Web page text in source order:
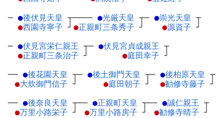
─ ●後伏見天皇 ┬
●西園寺寧子 ┘
──── ●光厳天皇 ┬
●正親町三条秀子 ┘
─ ●崇光天皇 ┬
●源資子 ┘
─ ●伏見宮栄仁親王 ┬
●正親町三条治子 ┘
─ ●伏見宮貞成親王 ┬
●庭田幸子 ┘
── ●後花園天皇 ┬
●大炊御門信子 ┘
─ ●後土御門天皇 ┬
●庭田朝子 ┘
─ ●後柏原天皇 ┬
●勧修寺藤子 ┘
── ●後奈良天皇 ┬
●万里小路栄子 ┘
── ●正親町天皇 ┬
●万里小路房子 ┘
── ●誠仁親王 ┬
●勧修寺晴子 ┘